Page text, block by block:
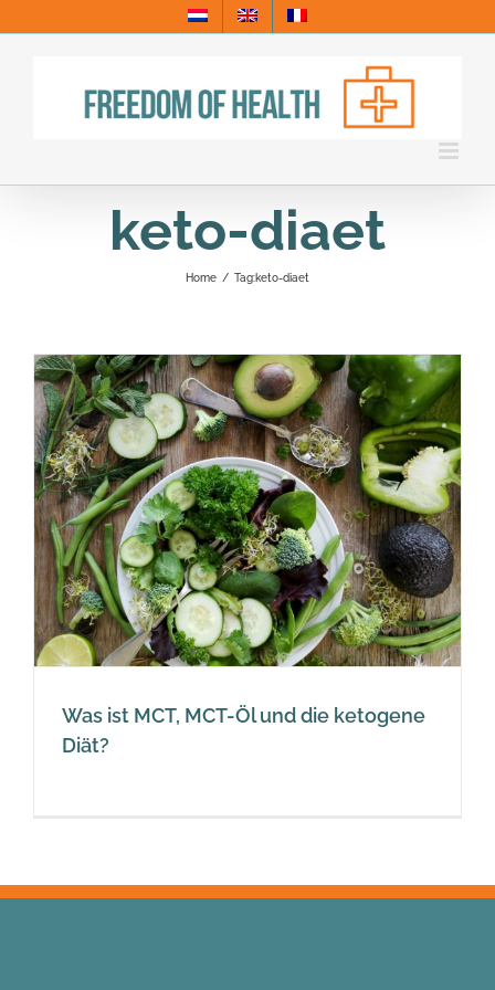
to
keto-diaet
Home / Tag:keto-diaet
Was ist MCT, MCT-Öl und die ketogene
Diät?